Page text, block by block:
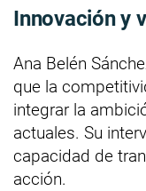
Innovación y
Ana Belén
que la
integrar la
actuales. Su
capacidad de
acción.